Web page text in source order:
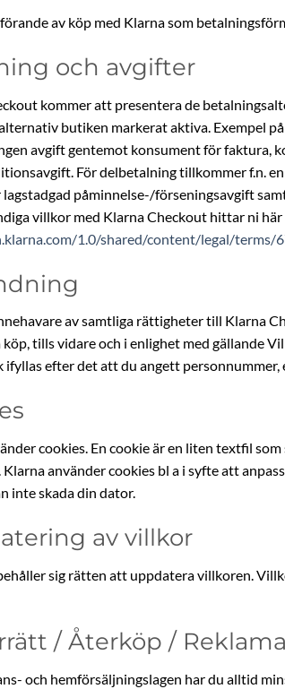
av köp med Klarna som
och avgifter
kommer att presentera de
butiken markerat aktiva. Exempel
avgift gentemot konsument för faktura,
För delbetalning tillkommer f.n.
påminnelse-/förseningsavgift
villkor med Klarna Checkout hittar ni här
1.0/shared/content/legal/terms/
av samtliga rättigheter till Klarna
tills vidare och i enlighet med gällande
ifyllas efter det att du angett personnummer,
cookies. En cookie är en liten textfil
använder cookies bl a i syfte att
inte skada din dator.
av villkor
sig rätten att uppdatera villkoren.
/ Återköp /
och hemförsäljningslagen har du alltid